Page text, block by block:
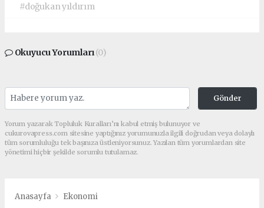
#doğukan yıldırım
Okuyucu Yorumları(0)
Gönder
Yorum yazarak Topluluk Kuralları’nı kabul etmiş bulunuyor ve
cukurovapress.com sitesine yaptığınız yorumunuzla ilgili doğrudan veya dolaylı
tüm sorumluluğu tek başınıza üstleniyorsunuz. Yazılan tüm yorumlardan site
yönetimi hiçbir şekilde sorumlu tutulamaz.
Anasayfa Ekonomi